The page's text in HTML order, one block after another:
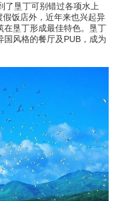
垦丁可别错过各项水上
假饭店外，近年来也兴起异
在垦丁形成最佳特色。垦丁
风格的餐厅及PUB，成为